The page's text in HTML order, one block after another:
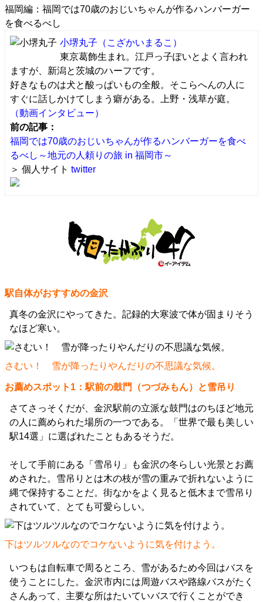
福岡編： 福岡では70歳のおじいちゃんが作るハンバーガー
を食べるべし
小堺丸子 （こざかいまるこ）
東京葛飾生まれ。江戸っ子ぽいとよく言われ
ますが、新潟と茨城のハーフです。
好きなものは犬と酸っぱいもの全般。そこらへんの人に
すぐに話しかけてしまう癖がある。上野・浅草が庭。
（動画インタビュー）
前の記事：
福岡では70歳のおじいちゃんが作るハンバーガーを食べ
るべし～地元の人頼りの旅 in 福岡市～
＞ 個人サイト twitter
駅自体がおすすめの金沢
真冬の金沢にやってきた。記録的大寒波で体が固まりそう
なほど寒い。
さむい！ 雪が降ったりやんだりの不思議な気候。
お薦めスポット1：駅前の鼓門（つづみもん）と雪吊り
さてさっそくだが、金沢駅前の立派な鼓門はのちほど地元
の人に薦められた場所の一つである。「世界で最も美しい
駅14選」に選ばれたこともあるそうだ。
そして手前にある「雪吊り」も金沢の冬らしい光景とお薦
めされた。雪吊りとは木の枝が雪の重みで折れないように
縄で保持することだ。街なかをよく見ると低木まで雪吊り
されていて、とても可愛らしい。
下はツルツルなのでコケないように気を付けよう。
いつもは自転車で周るところ、雪があるため今回はバスを
使うことにした。金沢市内には周遊バスや路線バスがたく
さんあって、主要な所はたいていバスで行くことができ